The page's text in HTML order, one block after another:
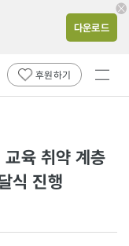
다운로드
후원하기
전체
육 취약 계층
식 진행